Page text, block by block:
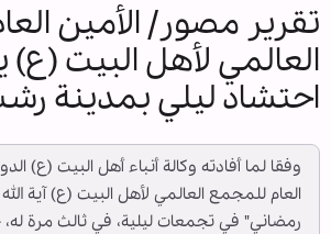
تقرير مصور/ الأمين
العالمي لأهل البيت
احتشاد ليلي بمدينة
وفقا لما أفادته وكالة أنباء أهل البيت (ع)
العام للمجمع العالمي لأهل البيت (ع) آية
رمضاني" في تجمعات ليلية، في ثالث مرة